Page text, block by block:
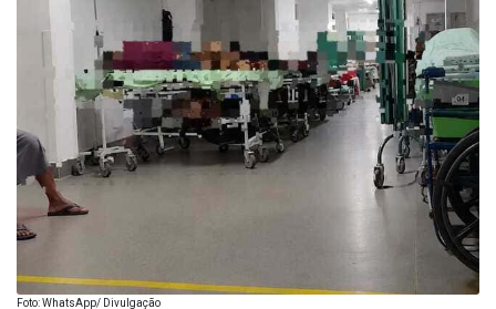
Foto: WhatsApp/ Divulgação